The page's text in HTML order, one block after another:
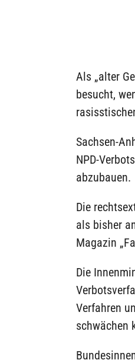
Als „alter
besucht,
Sachsen-
NPD-
abzubauen.
Die
als bisher
Magazin
Die
Verfahren
schwächen